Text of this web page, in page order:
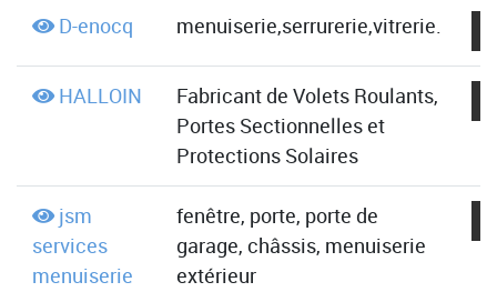
D-enocq menuiserie,serrurerie,vitrerie.
HALLOIN
Fabricant de Volets Roulants,
Portes Sectionnelles et
Protections Solaires
jsm
services
menuiserie
fenêtre, porte, porte de
garage, châssis, menuiserie
extérieur